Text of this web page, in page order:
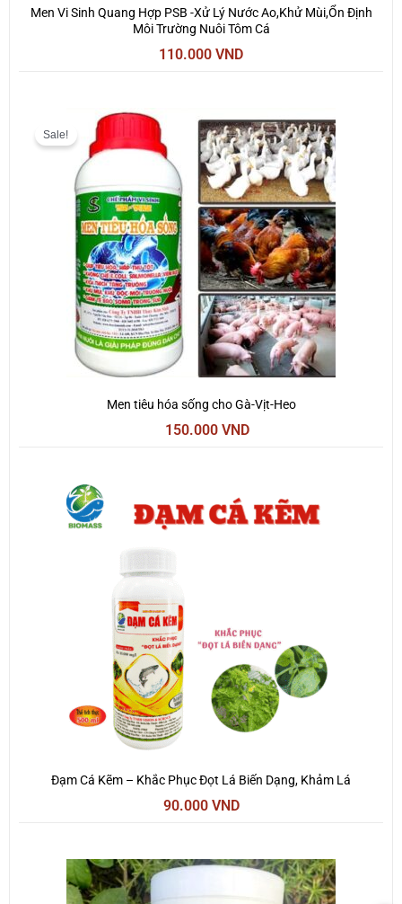
Men Vi Sinh Quang Hợp PSB -Xử Lý Nước Ao,Khử Mùi,Ổn Định
Môi Trường Nuôi Tôm Cá
110.000 VND
Sale!
Men tiêu hóa sống cho Gà-Vịt-Heo
Giá
gốc
là:
200.000 VND.
150.000 VND
Giá
hiện
tại
là:
150.000 VND.
Đạm Cá Kẽm – Khắc Phục Đọt Lá Biến Dạng, Khảm Lá
90.000 VND